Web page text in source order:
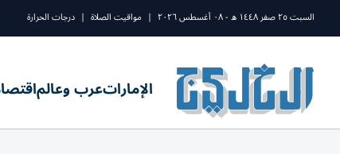
السبت ٢٥ صفر ١٤٤٨ ه - ٠٨ أغسطس ٢٠٢٦ | مواقيت الصلاة | درجات الحرارة
الإماراتعرب وعالم